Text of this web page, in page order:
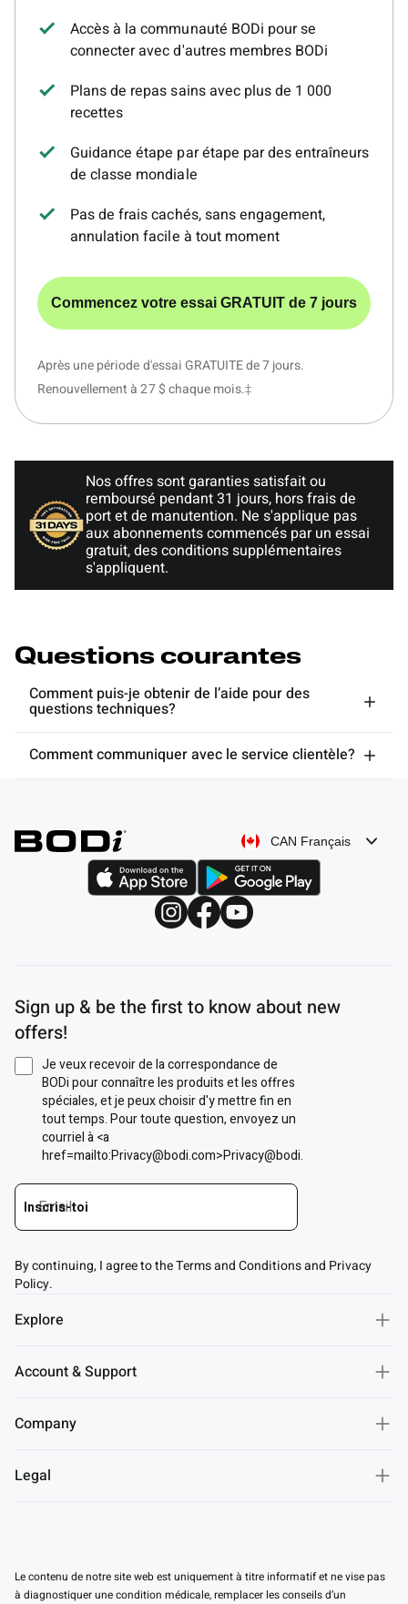
Accès à la communauté BODi pour se
connecter avec d'autres membres BODi
Plans de repas sains avec plus de 1 000
recettes
Guidance étape par étape par des entraîneurs
de classe mondiale
Pas de frais cachés, sans engagement,
annulation facile à tout moment
Commencez votre essai GRATUIT de 7 jours
Après une période d'essai GRATUITE de 7 jours.
Renouvellement à 27 $ chaque mois.‡
Nos offres sont garanties satisfait ou
remboursé pendant 31 jours, hors frais de
port et de manutention. Ne s'applique pas
aux abonnements commencés par un essai
gratuit, des conditions supplémentaires
s'appliquent.
Questions courantes
Comment puis-je obtenir de l’aide pour des
questions techniques?
Comment communiquer avec le service clientèle?
CAN Français
Explore
Account & Support
Company
Legal
Sign up & be the first to know about new
offers!
By continuing, I agree to the Terms and Conditions and Privacy
Policy.
Le contenu de notre site web est uniquement à titre informatif et ne vise pas
à diagnostiquer une condition médicale, remplacer les conseils d’un